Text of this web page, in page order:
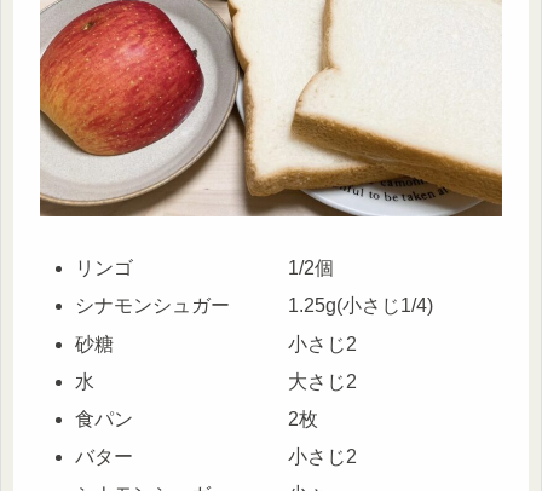
リンゴ 1/2個
シナモンシュガー 1.25g(小さじ1/4)
砂糖 小さじ2
水 大さじ2
食パン 2枚
バター 小さじ2